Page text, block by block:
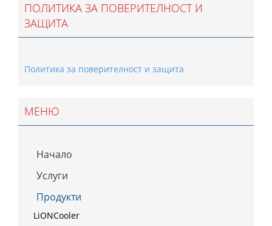
ПОЛИТИКА ЗА ПОВЕРИТЕЛНОСТ И
ЗАЩИТА
Политика за поверителност и защита
МЕНЮ
Начало
Услуги
Продукти
LiONCooler